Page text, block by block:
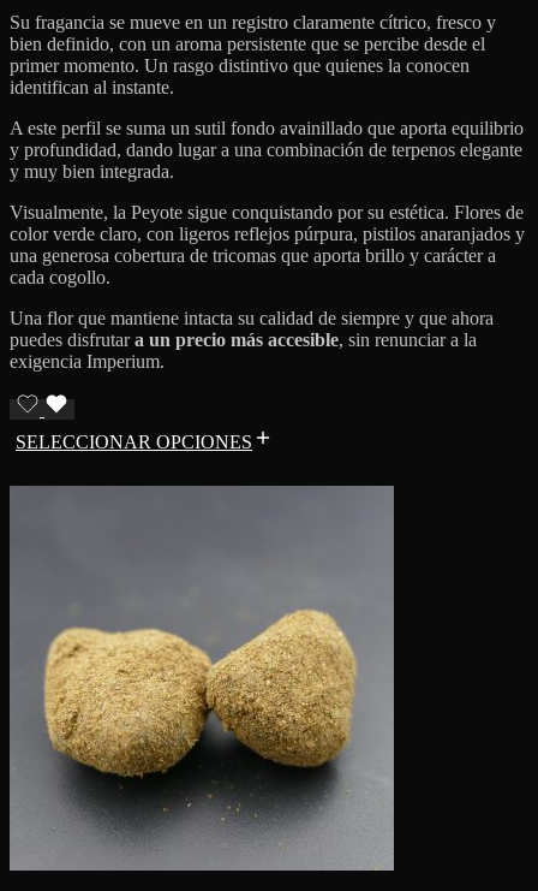
Su fragancia se mueve en un registro claramente cítrico, fresco y
bien definido, con un aroma persistente que se percibe desde el
primer momento. Un rasgo distintivo que quienes la conocen
identifican al instante.
A este perfil se suma un sutil fondo avainillado que aporta equilibrio
y profundidad, dando lugar a una combinación de terpenos elegante
y muy bien integrada.
Visualmente, la Peyote sigue conquistando por su estética. Flores de
color verde claro, con ligeros reflejos púrpura, pistilos anaranjados y
una generosa cobertura de tricomas que aporta brillo y carácter a
cada cogollo.
Una flor que mantiene intacta su calidad de siempre y que ahora
puedes disfrutara un precio más accesible, sin renunciar a la
exigencia Imperium.
SELECCIONAR OPCIONES